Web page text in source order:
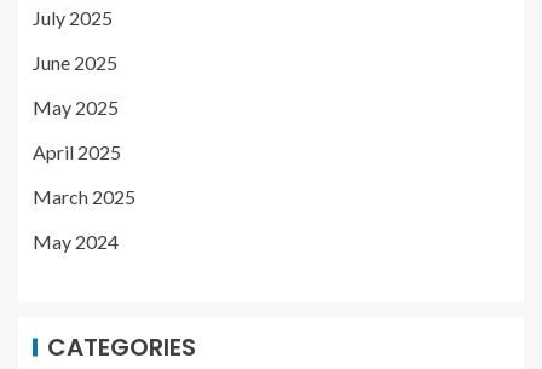
July 2025
June 2025
May 2025
April 2025
March 2025
May 2024
CATEGORIES